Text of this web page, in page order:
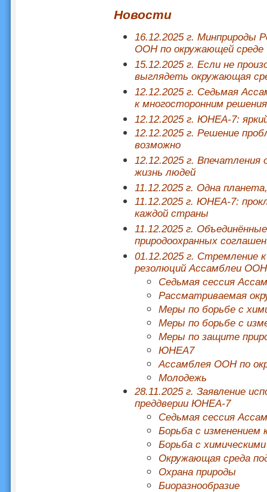
Новости
16.12.2025 г. Минприроды
ООН по окружающей среде
15.12.2025 г. Если не
выглядеть окружающая
12.12.2025 г. Седьмая
к многосторонним
12.12.2025 г. ЮНЕА-7:
12.12.2025 г. Решение
возможно
12.12.2025 г.
жизнь людей
11.12.2025 г. Одна
11.12.2025 г. ЮНЕА-7:
каждой страны
11.12.2025 г.
природоохранных
01.12.2025 г. Стремление
резолюций Ассамблеи
Седьмая сессия
Рассматриваемая
Меры по борьбе с
Меры по борьбе с
Меры по защите
ЮНЕА7
Ассамблея ООН по
Молодежь
28.11.2025 г. Заявление
преддверии ЮНЕА-7
Седьмая сессия
Борьба с изменением
Борьба с
Окружающая среда
Охрана природы
Биоразнообразие